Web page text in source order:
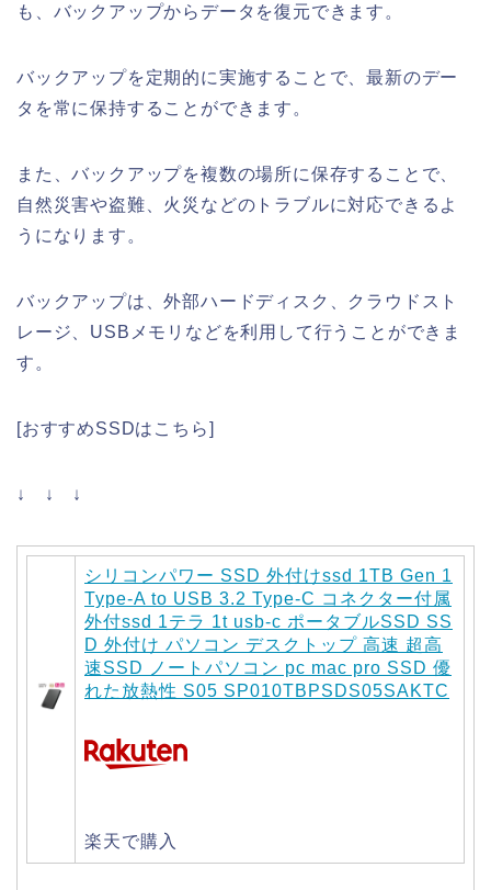
も、バックアップからデータを復元できます。
バックアップを定期的に実施することで、最新のデー
タを常に保持することができます。
また、バックアップを複数の場所に保存することで、
自然災害や盗難、火災などのトラブルに対応できるよ
うになります。
バックアップは、外部ハードディスク、クラウドスト
レージ、USBメモリなどを利用して行うことができま
す。
[おすすめSSDはこちら]
↓ ↓ ↓
シリコンパワー SSD 外付けssd 1TB Gen 1
Type-A to USB 3.2 Type-C コネクター付属
外付ssd 1テラ 1t usb-c ポータブルSSD SS
D 外付け パソコン デスクトップ 高速 超高
速SSD ノートパソコン pc mac pro SSD 優
れた放熱性 S05 SP010TBPSDS05SAKTC
楽天で購入